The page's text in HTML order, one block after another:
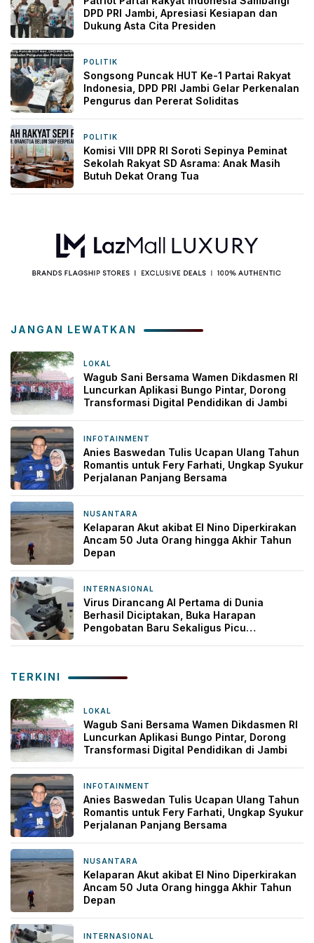
DPD PRI Jambi, Apresiasi Kesiapan dan
Dukung Asta Cita Presiden
POLITIK
Songsong Puncak HUT Ke-1 Partai Rakyat
Indonesia, DPD PRI Jambi Gelar Perkenalan
Pengurus dan Pererat Soliditas
POLITIK
Komisi VIII DPR RI Soroti Sepinya Peminat
Sekolah Rakyat SD Asrama: Anak Masih
Butuh Dekat Orang Tua
JANGAN LEWATKAN
LOKAL
Wagub Sani Bersama Wamen Dikdasmen RI
Luncurkan Aplikasi Bungo Pintar, Dorong
Transformasi Digital Pendidikan di Jambi
INFOTAINMENT
Anies Baswedan Tulis Ucapan Ulang Tahun
Romantis untuk Fery Farhati, Ungkap Syukur
Perjalanan Panjang Bersama
NUSANTARA
Kelaparan Akut akibat El Nino Diperkirakan
Ancam 50 Juta Orang hingga Akhir Tahun
Depan
INTERNASIONAL
Virus Dirancang AI Pertama di Dunia
Berhasil Diciptakan, Buka Harapan
Pengobatan Baru Sekaligus Picu
TERKINI
LOKAL
Wagub Sani Bersama Wamen Dikdasmen RI
Luncurkan Aplikasi Bungo Pintar, Dorong
Transformasi Digital Pendidikan di Jambi
INFOTAINMENT
Anies Baswedan Tulis Ucapan Ulang Tahun
Romantis untuk Fery Farhati, Ungkap Syukur
Perjalanan Panjang Bersama
NUSANTARA
Kelaparan Akut akibat El Nino Diperkirakan
Ancam 50 Juta Orang hingga Akhir Tahun
Depan
INTERNASIONAL